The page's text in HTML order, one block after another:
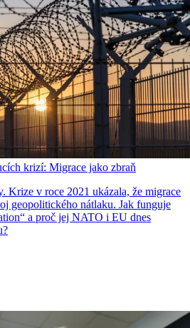
krizí: Migrace jako zbraň
Krize v roce 2021 ukázala, že migrace
geopolitického nátlaku. Jak funguje
a proč jej NATO i EU dnes